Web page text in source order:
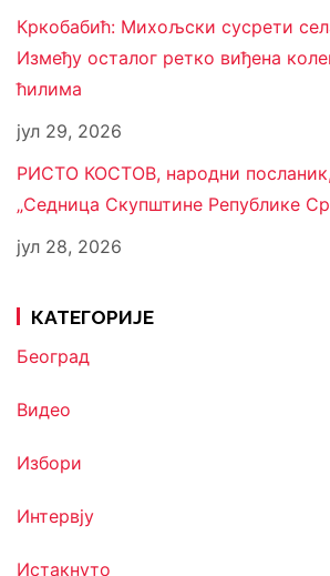
Кркобабић: Михољски сусрети
Између осталог ретко виђена
ћилима
јул 29, 2026
РИСТО КОСТОВ, народни
„Седница Скупштине Републике
јул 28, 2026
КАТЕГОРИЈЕ
Београд
Видео
Избори
Интервју
Истакнуто